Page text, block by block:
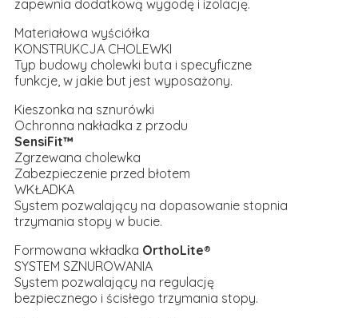
zapewnia dodatkową wygodę i izolację.
Materiałowa wyściółka
KONSTRUKCJA CHOLEWKI
Typ budowy cholewki buta i specyficzne
funkcje, w jakie but jest wyposażony.
Kieszonka na sznurówki
Ochronna nakładka z przodu
SensiFit™
Zgrzewana cholewka
Zabezpieczenie przed błotem
WKŁADKA
System pozwalający na dopasowanie stopnia
trzymania stopy w bucie.
Formowana wkładka OrthoLite®
SYSTEM SZNUROWANIA
System pozwalający na regulację
bezpiecznego i ścisłego trzymania stopy.